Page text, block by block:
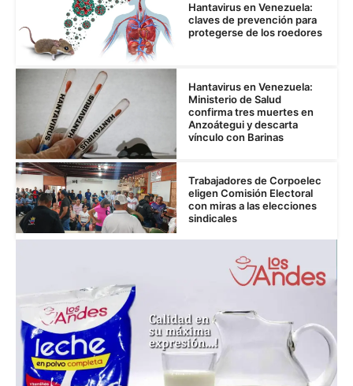
Hantavirus en Venezuela:
claves de prevención para
protegerse de los roedores
Hantavirus en Venezuela:
Ministerio de Salud
confirma tres muertes en
Anzoátegui y descarta
vínculo con Barinas
Trabajadores de Corpoelec
eligen Comisión Electoral
con miras a las elecciones
sindicales